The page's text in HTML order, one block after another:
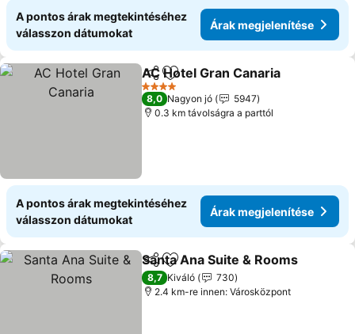
A pontos árak megtekintéséhez
válasszon dátumokat
Árak megjelenítése
Megosztás
Hozzáadás a kedvencekhez
AC Hotel Gran Canaria
4 Kategória
8,0 Nagyon jó
5947
0.3 km távolságra a parttól
A pontos árak megtekintéséhez
válasszon dátumokat
Árak megjelenítése
Megosztás
Hozzáadás a kedvencekhez
Santa Ana Suite & Rooms
8,7 Kiváló
730
2.4 km-re innen: Városközpont